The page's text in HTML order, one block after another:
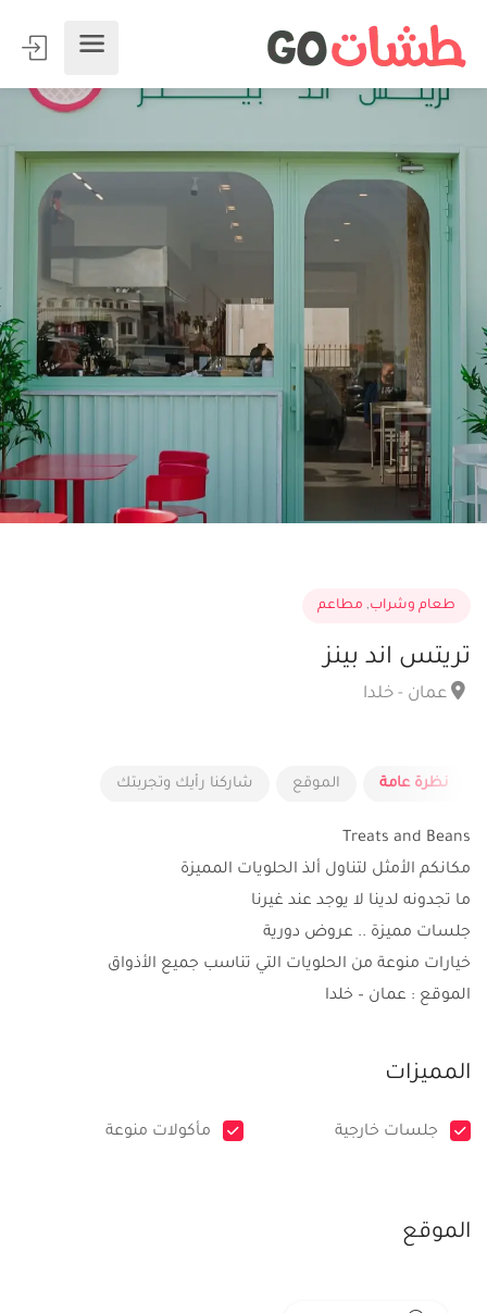
طعام وشراب, مطاعم
تريتس اند بينز
عمان - خلدا
نظرة عامة الموقع شاركنا رأيك وتجربتك
Treats and Beans
مكانكم الأمثل لتناول ألذ الحلويات المميزة
ما تجدونه لدينا لا يوجد عند غيرنا
جلسات مميزة .. عروض دورية
خيارات منوعة من الحلويات التي تناسب جميع الأذواق
الموقع : عمان – خلدا
المميزات
جلسات خارجية مأكولات منوعة
الموقع